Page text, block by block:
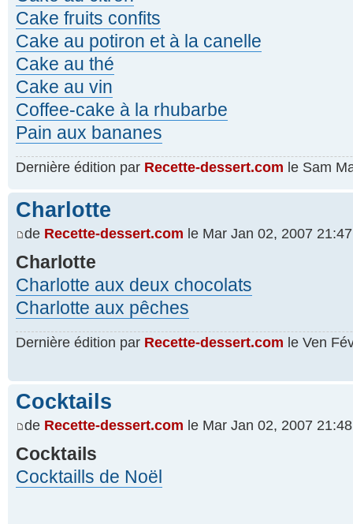
Cake fruits confits
Cake au potiron et à la canelle
Cake au thé
Cake au vin
Coffee-cake à la rhubarbe
Pain aux bananes
Dernière édition par Recette-dessert.com le Sam
Charlotte
de Recette-dessert.com le Mar Jan 02, 2007 21:47
Charlotte
Charlotte aux deux chocolats
Charlotte aux pêches
Dernière édition par Recette-dessert.com le Ven
Cocktails
de Recette-dessert.com le Mar Jan 02, 2007 21:48
Cocktails
Cocktaills de Noël